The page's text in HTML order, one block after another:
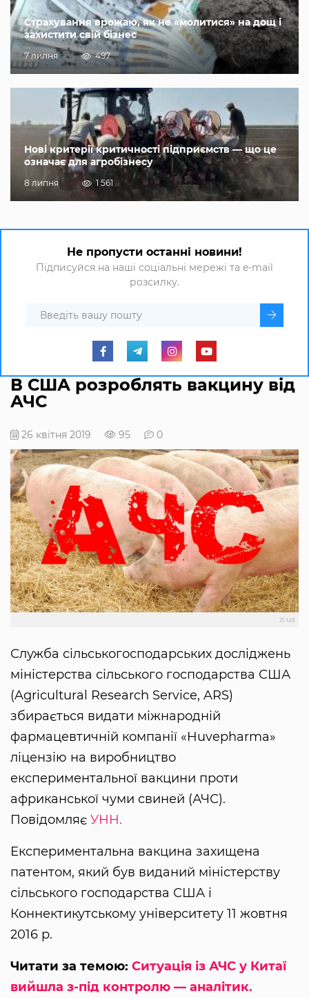
Страхування врожаю, як не «молитися» на дощ і
захистити свій бізнес
7 липня 497
Нові критерії критичності підприємств — що це
означає для агробізнесу
8 липня 1 561
Не пропусти останні новини!
Підписуйся на наші соціальні мережі та e-mail
розсилку.
В США розроблять вакцину від
АЧС
26 квітня 2019 95 0
zi.ua
Служба сільськогосподарських досліджень
міністерства сільського господарства США
(Agricultural Research Service, ARS)
збирається видати міжнародній
фармацевтичній компанії «Huvepharma»
ліцензію на виробництво
експериментальної вакцини проти
африканської чуми свиней (АЧС).
Повідомляє УНН.
Експериментальна вакцина захищена
патентом, який був виданий міністерству
сільського господарства США і
Коннектикутському університету 11 жовтня
2016 р.
Читати за темою: Ситуація із АЧС у Китаї
вийшла з-під контролю — аналітик.